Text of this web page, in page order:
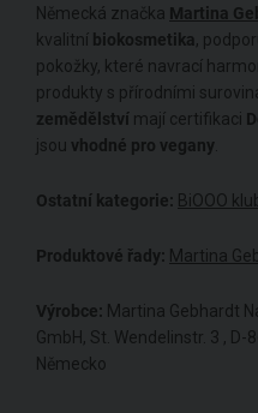
Německá značka Martina
kvalitní biokosmetika,
pokožky, které navrací
produkty s přírodními
zemědělství mají certifikaci
jsou vhodné pro vegany
Ostatní kategorie: BiOOO
Produktové řady: Martina
Výrobce: Martina Gebhardt
GmbH, St. Wendelinstr. 3 ,
Německo